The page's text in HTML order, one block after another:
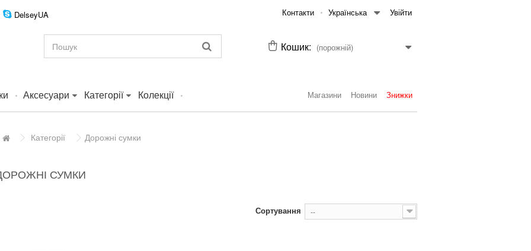
Увійти
Українська
Контакти
DelseyUA
Кошик: (порожній)
Аксесуари Категорії Колекції Магазини Новини Знижки
Категорії Дорожні сумки
СУМКИ
Сортування --